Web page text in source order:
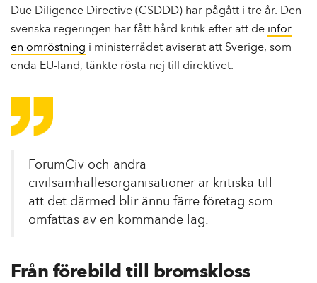
Due Diligence Directive (CSDDD) har pågått i tre år. Den
svenska regeringen har fått hård kritik efter att de inför
en omröstning i ministerrådet aviserat att Sverige, som
enda EU-land, tänkte rösta nej till direktivet.
ForumCiv och andra
civilsamhällesorganisationer är kritiska till
att det därmed blir ännu färre företag som
omfattas av en kommande lag.
Från förebild till bromskloss